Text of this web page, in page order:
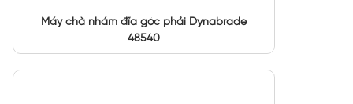
Máy chà nhám đĩa góc phải Dynabrade
48540